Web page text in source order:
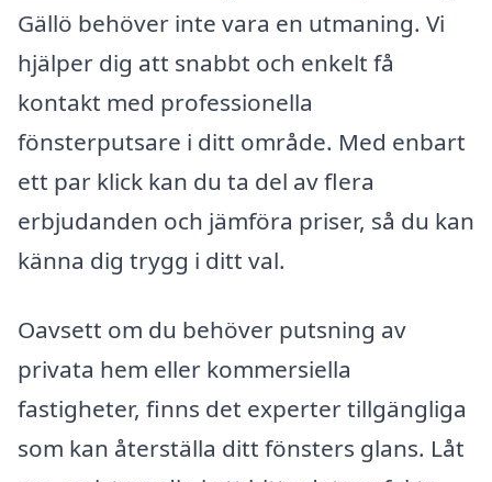
Gällö behöver inte vara en utmaning. Vi
hjälper dig att snabbt och enkelt få
kontakt med professionella
fönsterputsare i ditt område. Med enbart
ett par klick kan du ta del av flera
erbjudanden och jämföra priser, så du kan
känna dig trygg i ditt val.
Oavsett om du behöver putsning av
privata hem eller kommersiella
fastigheter, finns det experter tillgängliga
som kan återställa ditt fönsters glans. Låt